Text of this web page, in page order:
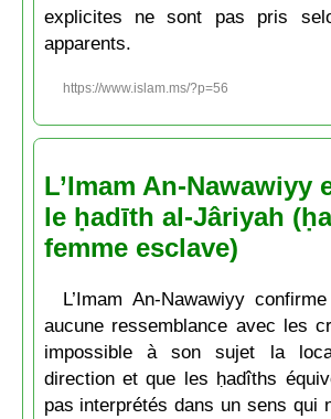
explicites ne sont pas pris
apparents.
https://www.islam.ms/?p=56
L’Imam An-Nawawiyy
le ḥadīth al-Jâriyah
femme esclave)
L’Imam An-Nawawiyy
aucune ressemblance avec les
impossible à son sujet la
direction et que les ḥadîths
pas interprétés dans un sens qui